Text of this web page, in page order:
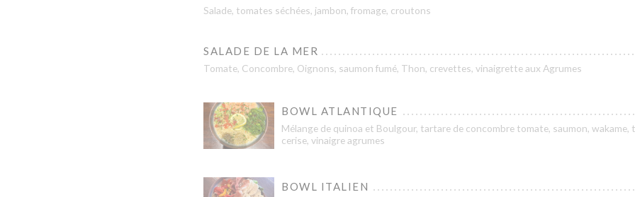
Salade, tomates séchées, jambon, fromage, croutons
SALADE DE LA MER
Tomate, Concombre, Oignons, saumon fumé, Thon, crevettes, vinaigrette aux Agrumes
BOWL ATLANTIQUE
Mélange de quinoa et Boulgour, tartare de concombre tomate, saumon, wakame,
cerise, vinaigre agrumes
BOWL ITALIEN